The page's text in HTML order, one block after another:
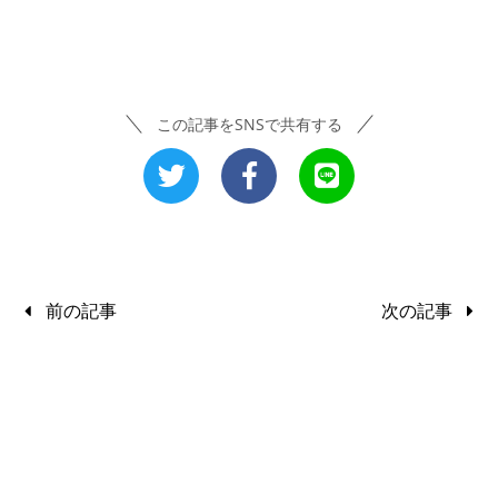
この記事をSNSで共有する
前の記事 次の記事